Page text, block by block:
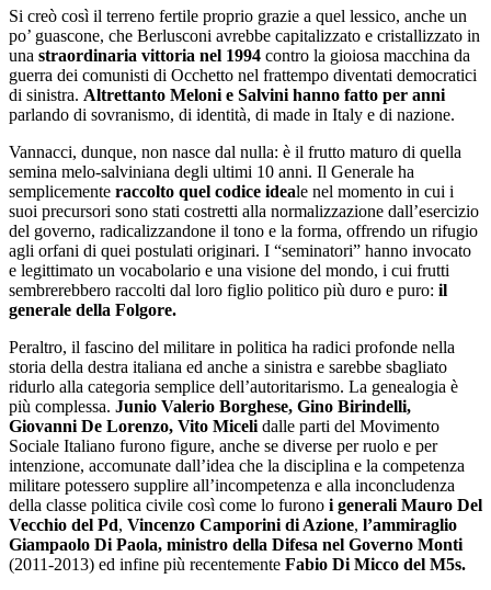
Si creò così il terreno fertile proprio grazie a quel lessico, anche un
po’ guascone, che Berlusconi avrebbe capitalizzato e cristallizzato in
una straordinaria vittoria nel 1994 contro la gioiosa macchina da
guerra dei comunisti di Occhetto nel frattempo diventati democratici
di sinistra. Altrettanto Meloni e Salvini hanno fatto per anni
parlando di sovranismo, di identità, di made in Italy e di nazione.
Vannacci, dunque, non nasce dal nulla: è il frutto maturo di quella
semina melo-salviniana degli ultimi 10 anni. Il Generale ha
semplicemente raccolto quel codice ideale nel momento in cui i
suoi precursori sono stati costretti alla normalizzazione dall’esercizio
del governo, radicalizzandone il tono e la forma, offrendo un rifugio
agli orfani di quei postulati originari. I “seminatori” hanno invocato
e legittimato un vocabolario e una visione del mondo, i cui frutti
sembrerebbero raccolti dal loro figlio politico più duro e puro: il
generale della Folgore.
Peraltro, il fascino del militare in politica ha radici profonde nella
storia della destra italiana ed anche a sinistra e sarebbe sbagliato
ridurlo alla categoria semplice dell’autoritarismo. La genealogia è
più complessa. Junio Valerio Borghese, Gino Birindelli,
Giovanni De Lorenzo, Vito Miceli dalle parti del Movimento
Sociale Italiano furono figure, anche se diverse per ruolo e per
intenzione, accomunate dall’idea che la disciplina e la competenza
militare potessero supplire all’incompetenza e alla inconcludenza
della classe politica civile così come lo furono i generali Mauro Del
Vecchio del Pd, Vincenzo Camporini di Azione, l’ammiraglio
Giampaolo Di Paola, ministro della Difesa nel Governo Monti
(2011-2013) ed infine più recentemente Fabio Di Micco del M5s.